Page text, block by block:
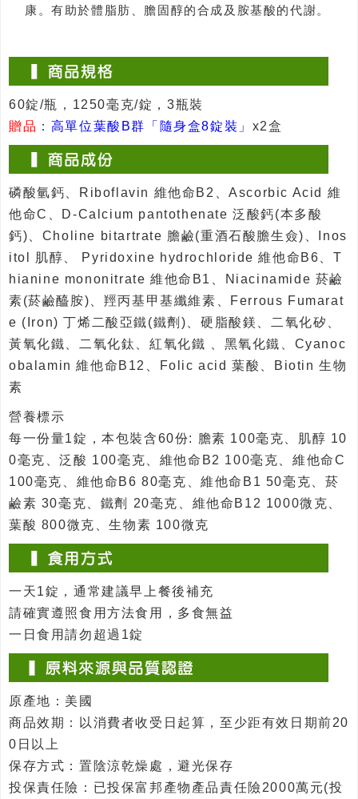
康。有助於體脂肪、膽固醇的合成及胺基酸的代謝。
60錠/瓶，1250毫克/錠，3瓶裝
贈品 ： 高單位葉酸B群「隨身盒8錠裝」 x2盒
磷酸氫鈣、Riboflavin 維他命B2、Ascorbic Acid 維
他命C、D-Calcium pantothenate 泛酸鈣(本多酸
鈣)、Choline bitartrate 膽鹼(重酒石酸膽生僉)、Inos
itol 肌醇、 Pyridoxine hydrochloride 維他命B6、T
hianine mononitrate 維他命B1、Niacinamide 菸鹼
素(菸鹼醯胺)、羥丙基甲基纖維素、Ferrous Fumarat
e (Iron) 丁烯二酸亞鐵(鐵劑)、硬脂酸鎂、二氧化矽、
黃氧化鐵、二氧化鈦、紅氧化鐵 、黑氧化鐵、Cyanoc
obalamin 維他命B12、Folic acid 葉酸、Biotin 生物
素
營養標示
每一份量1錠，本包裝含60份: 膽素 100毫克、肌醇 10
0毫克、泛酸 100毫克、維他命B2 100毫克、維他命C
100毫克、維他命B6 80毫克、維他命B1 50毫克、菸
鹼素 30毫克、鐵劑 20毫克、維他命B12 1000微克、
葉酸 800微克、生物素 100微克
一天1錠，通常建議早上餐後補充
請確實遵照食用方法食用，多食無益
一日食用請勿超過1錠
原產地：美國
商品效期：以消費者收受日起算，至少距有效日期前20
0日以上
保存方式：置陰涼乾燥處，避光保存
投保責任險：已投保富邦產物產品責任險2000萬元(投